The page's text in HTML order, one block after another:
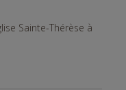
Sainte-Thérèse à